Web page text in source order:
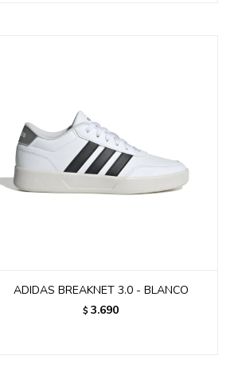
ADIDAS BREAKNET 3.0 - BLANCO
$ 3.690